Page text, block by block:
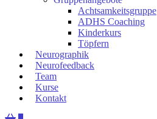
Achtsamkeitsgruppe
ADHS Coaching
Kinderkurs
Töpfern
Neurographik
Neurofeedback
Team
Kurse
Kontakt